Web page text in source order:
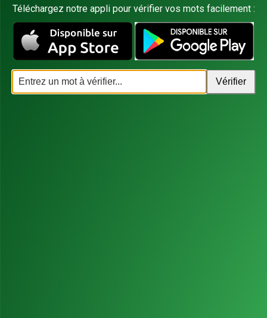
Téléchargez notre appli pour vérifier vos mots facilement :